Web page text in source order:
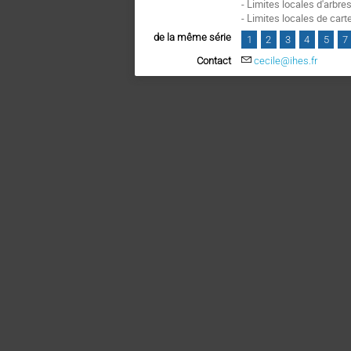
- Limites locales
- Limites locales de
de la même série 1 2 3 4 5
7
Contact
cecile@ihes.fr